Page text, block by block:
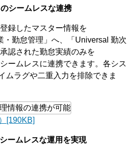
シームレスな連携
録したマスター情報を
・勤怠管理」へ、「Universal 勤次
認された勤怠実績のみを
ームレスに連携できます。各シス
ムラグや二重入力を排除できま
[190KB]
ームレスな運用を実現